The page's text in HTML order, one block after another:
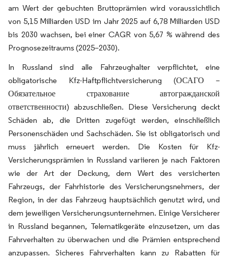
am Wert der gebuchten Bruttoprämien wird voraussichtlich
von 5,15 Milliarden USD im Jahr 2025 auf 6,78 Milliarden USD
bis 2030 wachsen, bei einer CAGR von 5,67 % während des
Prognosezeitraums (2025–2030).
In Russland sind alle Fahrzeughalter verpflichtet, eine
obligatorische Kfz-Haftpflichtversicherung (ОСАГО –
Обязательное страхование автогражданской
ответственности) abzuschließen. Diese Versicherung deckt
Schäden ab, die Dritten zugefügt werden, einschließlich
Personenschäden und Sachschäden. Sie ist obligatorisch und
muss jährlich erneuert werden. Die Kosten für Kfz-
Versicherungsprämien in Russland variieren je nach Faktoren
wie der Art der Deckung, dem Wert des versicherten
Fahrzeugs, der Fahrhistorie des Versicherungsnehmers, der
Region, in der das Fahrzeug hauptsächlich genutzt wird, und
dem jeweiligen Versicherungsunternehmen. Einige Versicherer
in Russland begannen, Telematikgeräte einzusetzen, um das
Fahrverhalten zu überwachen und die Prämien entsprechend
anzupassen. Sicheres Fahrverhalten kann zu Rabatten für